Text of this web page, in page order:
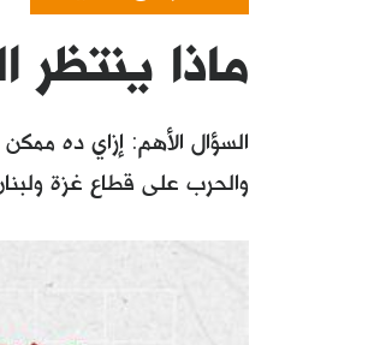
ماذا ينتظر
السؤال الأهم: إزاي ده
والحرب على قطاع غزة